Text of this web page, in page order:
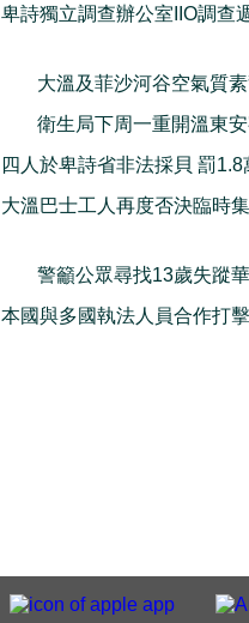
卑詩獨立調查辦公室IIO調查
大溫及菲沙河谷空氣質
衛生局下周一重開溫東
四人於卑詩省非法採貝 罰
大溫巴士工人再度否決臨時
警籲公眾尋找13歲失蹤
本國與多國執法人員合作打